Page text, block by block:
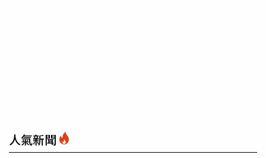
人氣新聞